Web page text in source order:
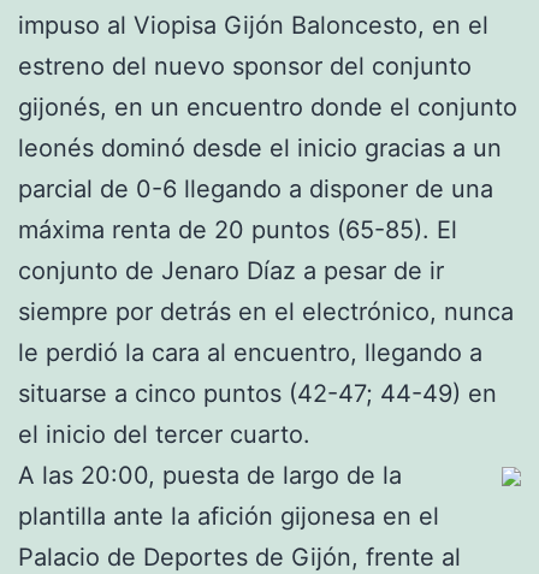
impuso al Viopisa Gijón Baloncesto, en el
estreno del nuevo sponsor del conjunto
gijonés, en un encuentro donde el conjunto
leonés dominó desde el inicio gracias a un
parcial de 0-6 llegando a disponer de una
máxima renta de 20 puntos (65-85). El
conjunto de Jenaro Díaz a pesar de ir
siempre por detrás en el electrónico, nunca
le perdió la cara al encuentro, llegando a
situarse a cinco puntos (42-47; 44-49) en
el inicio del tercer cuarto.
A las 20:00, puesta de largo de la
plantilla ante la afición gijonesa en el
Palacio de Deportes de Gijón, frente al